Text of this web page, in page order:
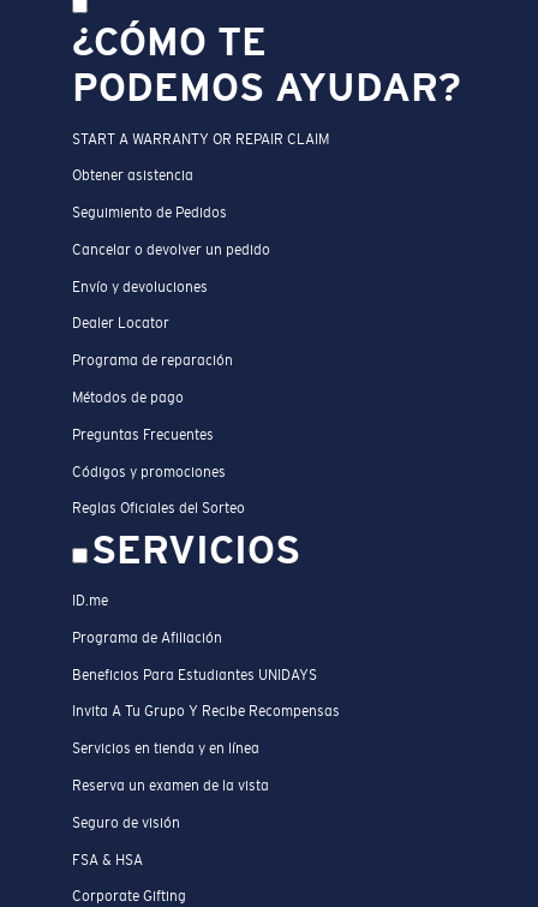
¿CÓMO TE
PODEMOS AYUDAR?
START A WARRANTY OR REPAIR CLAIM
Obtener asistencia
Seguimiento de Pedidos
Cancelar o devolver un pedido
Envío y devoluciones
Dealer Locator
Programa de reparación
Métodos de pago
Preguntas Frecuentes
Códigos y promociones
Reglas Oficiales del Sorteo
SERVICIOS
ID.me
Programa de Afiliación
Beneficios Para Estudiantes UNIDAYS
Invita A Tu Grupo Y Recibe Recompensas
Servicios en tienda y en línea
Reserva un examen de la vista
Seguro de visión
FSA & HSA
Corporate Gifting